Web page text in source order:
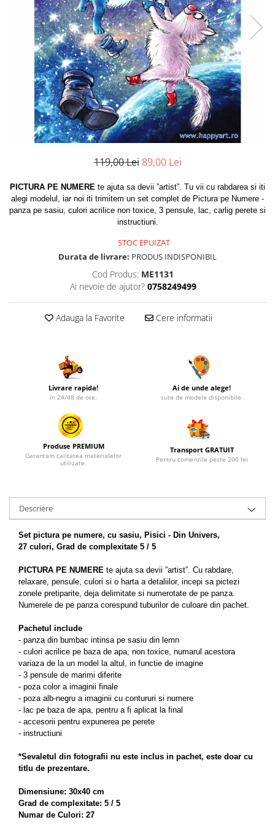
119,00 Lei 89,00 Lei
PICTURA PE NUMERE te ajuta sa devii ”artist”. Tu vii cu rabdarea si iti
alegi modelul, iar noi iti trimitem un set complet de Pictura pe Numere -
panza pe sasiu, culori acrilice non toxice, 3 pensule, lac, carlig perete si
instructiuni.
STOC EPUIZAT
Durata de livrare: PRODUS INDISPONIBIL
Cod Produs: ME1131
Ai nevoie de ajutor? 0758249499
Adauga la Favorite Cere informatii
Livrare rapida!
in 24/48 de ore.
Ai de unde alege!
sute de modele disponibile.
Produse PREMIUM
Garantam calitatea materialelor
utilizate.
Transport GRATUIT
Pentru comenzile peste 200 lei
Descriere
Set pictura pe numere, cu sasiu, Pisici - Din Univers,
27 culori, Grad de complexitate 5 / 5
PICTURA PE NUMERE te ajuta sa devii ”artist”. Cu rabdare,
relaxare, pensule, culori si o harta a detaliilor, incepi sa pictezi
zonele pretiparite, deja delimitate si numerotate de pe panza.
Numerele de pe panza corespund tuburilor de culoare din pachet.
Pachetul include
- panza din bumbac intinsa pe sasiu din lemn
- culori acrilice pe baza de apa, non toxice, numarul acestora
variaza de la un model la altul, in functie de imagine
- 3 pensule de marimi diferite
- poza color a imaginii finale
- poza alb-negru a imaginii cu contururi si numere
- lac pe baza de apa, pentru a fi aplicat la final
- accesorii pentru expunerea pe perete
- instructiuni
*Sevaletul din fotografii nu este inclus in pachet, este doar cu
titlu de prezentare.
Dimensiune: 30x40 cm
Grad de complexitate: 5 / 5
Numar de Culori: 27